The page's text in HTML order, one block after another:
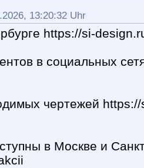
13:20:32 Uhr
https://si-
в социальных
чертежей
в Москве и